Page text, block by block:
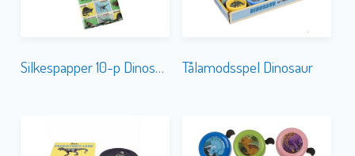
Silkespapper 10-p Dinosaur Tålamodsspel Dinosaur